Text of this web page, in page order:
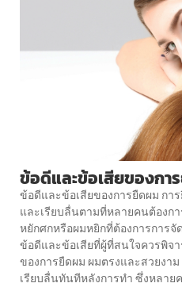
ข้อดีและข้อเสียของกา
ข้อดีและข้อเสียของการยืดผม กา
และเรียบลื่นตามที่หลายคนต้องก
หยักศกหรือผมหยิกที่ต้องการการ
ข้อดีและข้อเสียที่ผู้ที่สนใจควรพิจ
ของการยืดผม ผมตรงและสวยงา
เรียบลื่นทันทีหลังการทำ ซึ่งหลา